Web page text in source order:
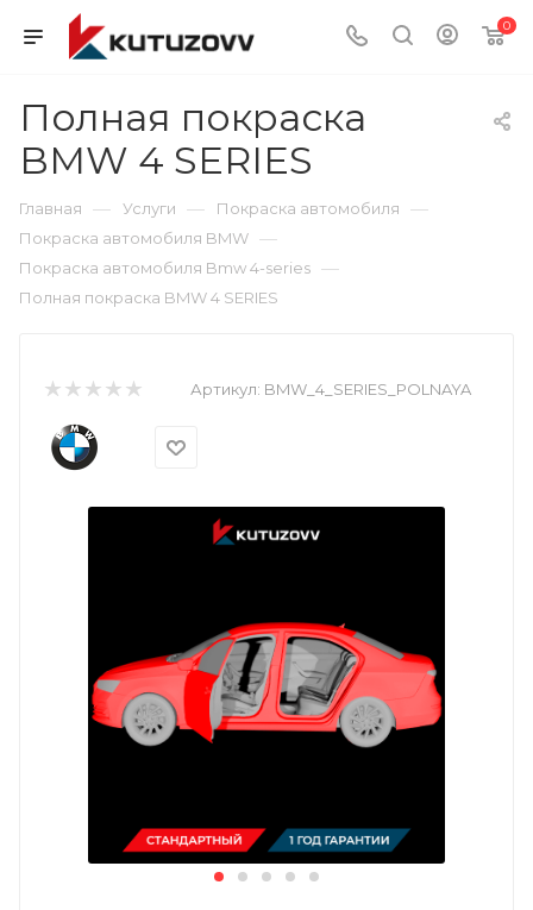
0
Полная покраска
BMW 4 SERIES
Главная — Услуги — Покраска автомобиля —
Покраска автомобиля BMW —
Покраска автомобиля Bmw 4-series —
Полная покраска BMW 4 SERIES
Артикул: BMW_4_SERIES_POLNAYA